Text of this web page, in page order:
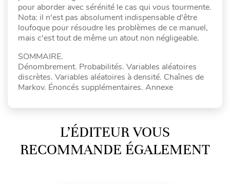
pour aborder avec sérénité le cas qui vous tourmente.
Nota: il n'est pas absolument indispensable d'être
loufoque pour résoudre les problèmes de ce manuel,
mais c'est tout de même un atout non négligeable.
SOMMAIRE.
Dénombrement. Probabilités. Variables aléatoires
discrètes. Variables aléatoires à densité. Chaînes de
Markov. Énoncés supplémentaires. Annexe
L’ÉDITEUR VOUS
RECOMMANDE ÉGALEMENT